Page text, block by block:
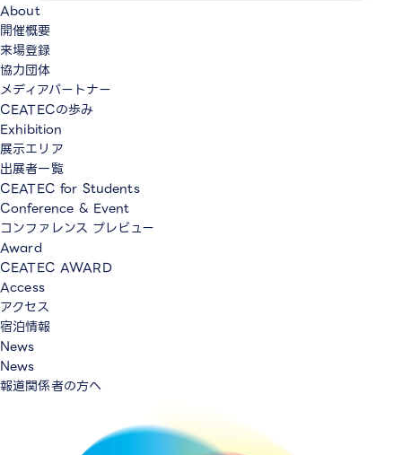
About
開催概要
来場登録
協力団体
メディアパートナー
CEATECの歩み
Exhibition
展示エリア
出展者一覧
CEATEC for Students
Conference & Event
コンファレンス プレビュー
Award
CEATEC AWARD
Access
アクセス
宿泊情報
News
News
報道関係者の方へ